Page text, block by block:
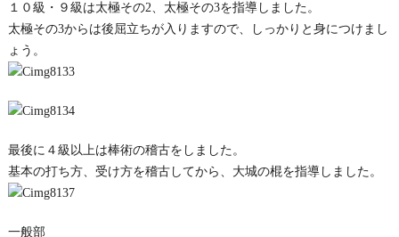
１０級・９級は太極その2、太極その3を指導しました。
太極その3からは後屈立ちが入りますので、しっかりと身につけまし
ょう。
最後に４級以上は棒術の稽古をしました。
基本の打ち方、受け方を稽古してから、大城の棍を指導しました。
一般部